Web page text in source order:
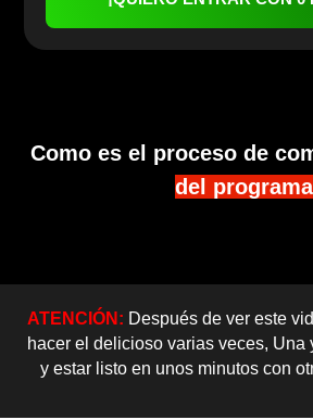
Como es el proceso de
del programa
ATENCIÓN: Después de ver este
hacer el delicioso varias veces,
y estar listo en unos minutos con